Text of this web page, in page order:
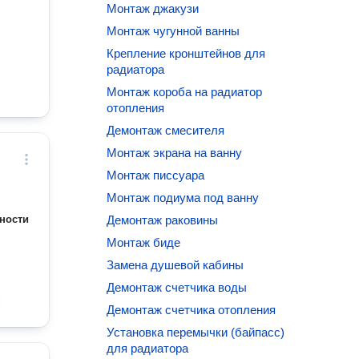
Монтаж джакузи
Монтаж чугунной ванны
Крепление кронштейнов для
радиатора
Монтаж короба на радиатор
отопления
Демонтаж смесителя
Монтаж экрана на ванну
Монтаж писсуара
Монтаж подиума под ванну
Демонтаж раковины
Монтаж биде
Замена душевой кабины
Демонтаж счетчика воды
Демонтаж счетчика отопления
Установка перемычки (байпасс)
для радиатора